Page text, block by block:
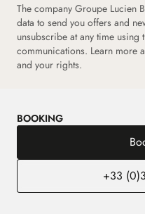
The company Groupe Lucien
data to send you offers and
unsubscribe at any time
communications. Learn more
and your rights.
BOOKING
+33